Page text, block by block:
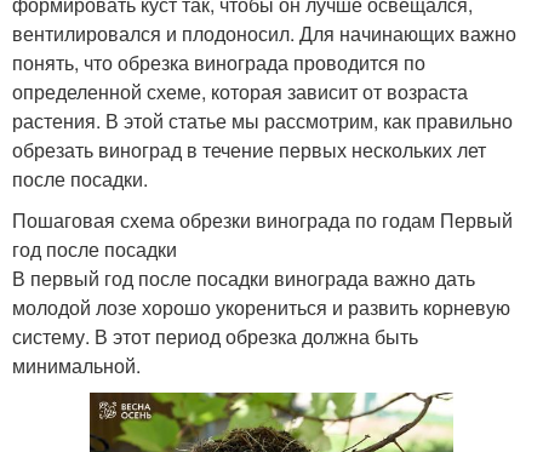
вентилировался и плодоносил. Для начинающих важно
понять, что обрезка винограда проводится по
определенной схеме, которая зависит от возраста
растения. В этой статье мы рассмотрим, как правильно
обрезать виноград в течение первых нескольких лет
после посадки.
Пошаговая схема обрезки винограда по годам Первый
год после посадки
В первый год после посадки винограда важно дать
молодой лозе хорошо укорениться и развить корневую
систему. В этот период обрезка должна быть
минимальной.